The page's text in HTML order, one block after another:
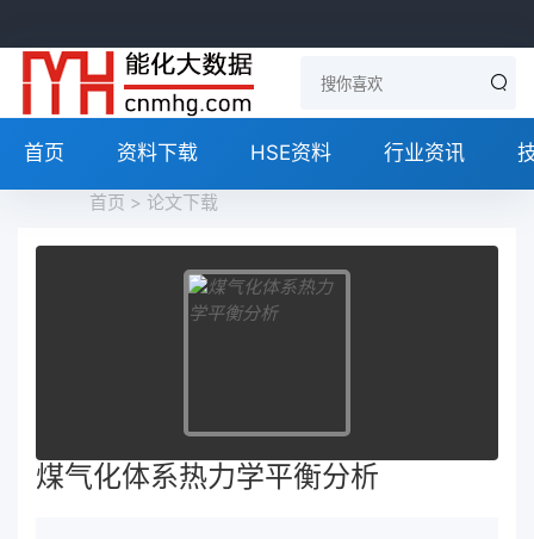
首页 资料下载 HSE资料 行业资讯
首页 > 论文下载
煤气化体系热力学平衡分析